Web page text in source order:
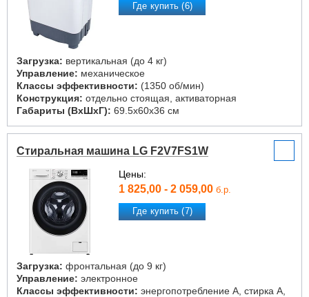
Где купить (6)
Загрузка: вертикальная (до 4 кг)
Управление: механическое
Классы эффективности: (1350 об/мин)
Конструкция: отдельно стоящая, активаторная
Габариты (ВxШxГ): 69.5x60x36 см
Стиральная машина LG F2V7FS1W
Цены:
1 825,00 - 2 059,00 б.р.
Где купить (7)
Загрузка: фронтальная (до 9 кг)
Управление: электронное
Классы эффективности: энергопотребление A, стирка A,